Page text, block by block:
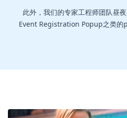
此外，我们的专家工程师团队昼
Event Registration Popup之类的